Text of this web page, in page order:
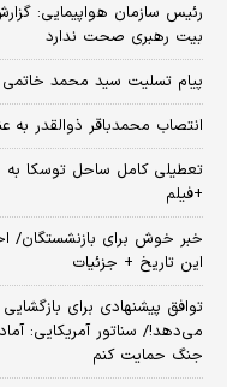
بیت رهبری صحت ندارد
پیام تسلیت سید محمد
انتصاب محمدباقر ذوالقدر
تعطیلی کامل ساحل توسکا
+فیلم
خبر خوش برای بازنشستگان/
این تاریخ + جزئیات
می‌دهد!/ سناتور آمریکایی:
جنگ حمایت کنم